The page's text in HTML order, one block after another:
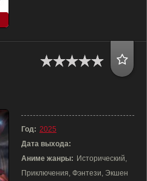
Год: 2025
Дата выхода:
Аниме жанры: Исторический,
Приключения, Фэнтези, Экшен